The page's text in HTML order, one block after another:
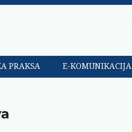
PRAKSA E-KOMUNIKACIJA